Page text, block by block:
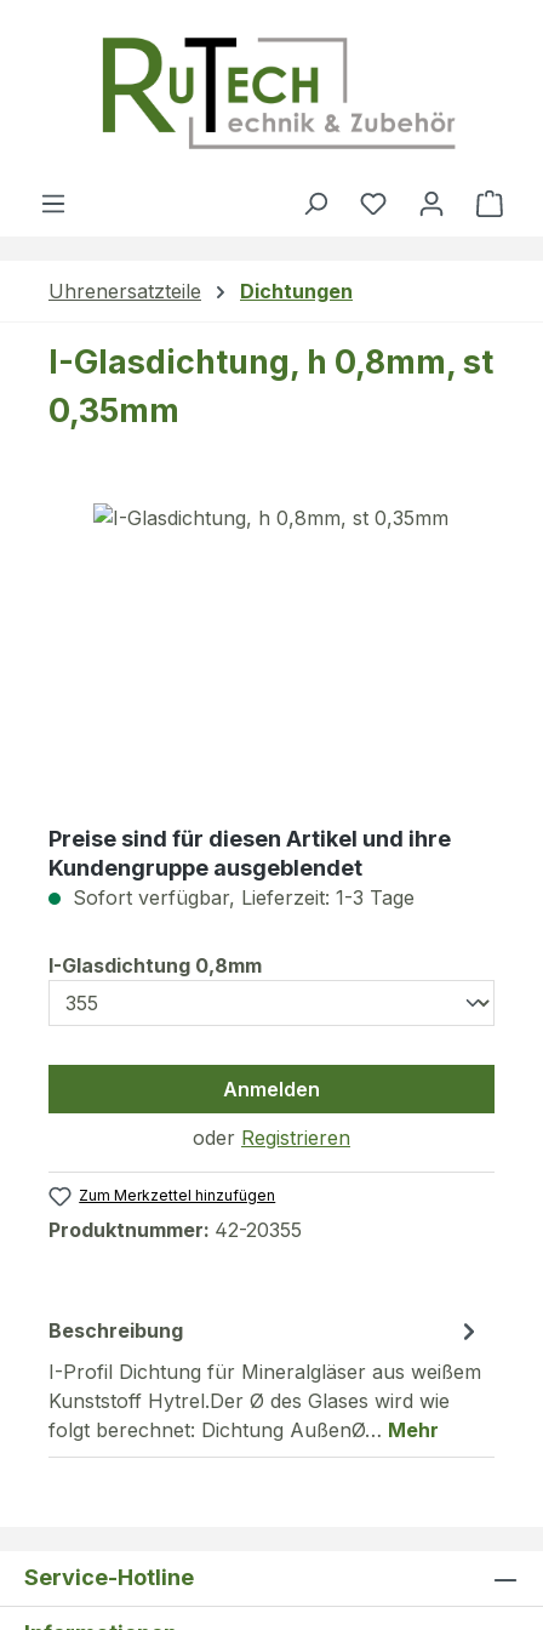
Du hast 0
Uhrenersatzteile Dichtungen
I-Glasdichtung, h 0,8mm, st
0,35mm
Bildergalerie überspringen
Preise sind für diesen Artikel und ihre
Kundengruppe ausgeblendet
Sofort verfügbar, Lieferzeit: 1-3 Tage
I-Glasdichtung 0,8mmauswählen
Anmelden
oder Registrieren
Zum Merkzettel hinzufügen
Produktnummer: 42-20355
Beschreibung
I-Profil Dichtung für Mineralgläser aus weißem
Kunststoff Hytrel.Der Ø des Glases wird wie
folgt berechnet: Dichtung AußenØ… Mehr
Service-Hotline